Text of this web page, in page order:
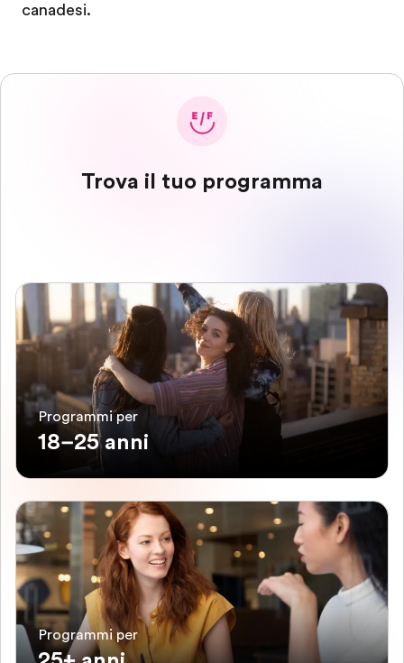
canadesi.
Trova il tuo programma
Programmi per
18–25 anni
Programmi per